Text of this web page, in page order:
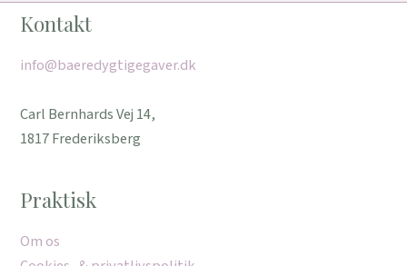
Kontakt
info@baeredygtigegaver.dk
Carl Bernhards Vej 14,
1817 Frederiksberg
Praktisk
Om os